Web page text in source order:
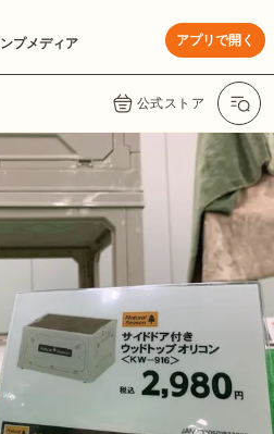
プメディア アプリで開く
公式ストア